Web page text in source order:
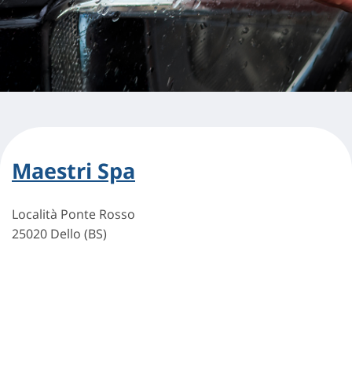
Maestri Spa
Località Ponte Rosso
25020 Dello (BS)